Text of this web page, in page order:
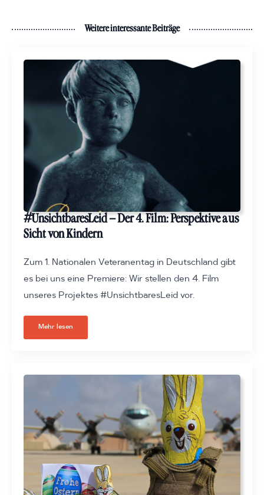
Weitere interessante Beiträge
#UnsichtbaresLeid – Der 4. Film: Perspektive aus
Sicht von Kindern
Zum 1. Nationalen Veteranentag in Deutschland gibt
es bei uns eine Premiere: Wir stellen den 4. Film
unseres Projektes #UnsichtbaresLeid vor.
Mehr lesen